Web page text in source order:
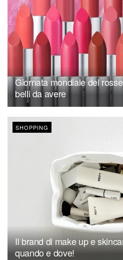
Giornata mondiale del
belli da avere
SHOPPING
Il brand di make up e
quando e dove!